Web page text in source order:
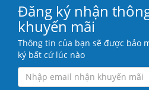
Đăng ký nhận
khuyến mãi
Thông tin của bạn sẽ được bảo
ký bất cứ lúc nào